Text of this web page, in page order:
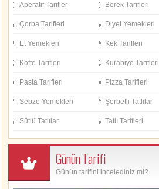
Aperatif Tarifler Börek Tarifleri
Çorba Tarifleri Diyet Yemekleri
Et Yemekleri Kek Tarifleri
Köfte Tarifleri Kurabiye Tarifleri
Pasta Tarifleri Pizza Tarifleri
Sebze Yemekleri Şerbetli Tatlılar
Sütlü Tatlılar Tatlı Tarifleri
Günün Tarifi
Günün tarifini incelediniz mi?